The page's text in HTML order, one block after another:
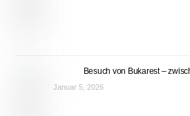
Besuch von Bukarest –
Januar 5, 2026